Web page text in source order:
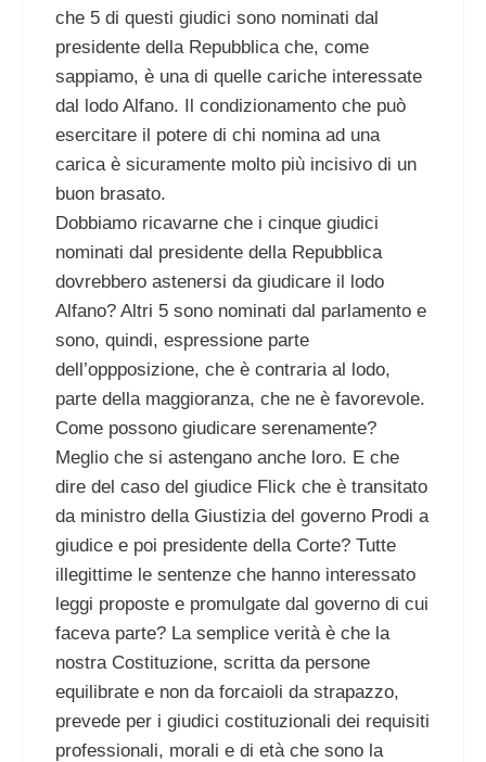
che 5 di questi giudici sono nominati dal
presidente della Repubblica che, come
sappiamo, è una di quelle cariche interessate
dal lodo Alfano. Il condizionamento che può
esercitare il potere di chi nomina ad una
carica è sicuramente molto più incisivo di un
buon brasato.
Dobbiamo ricavarne che i cinque giudici
nominati dal presidente della Repubblica
dovrebbero astenersi da giudicare il lodo
Alfano? Altri 5 sono nominati dal parlamento e
sono, quindi, espressione parte
dell’oppposizione, che è contraria al lodo,
parte della maggioranza, che ne è favorevole.
Come possono giudicare serenamente?
Meglio che si astengano anche loro. E che
dire del caso del giudice Flick che è transitato
da ministro della Giustizia del governo Prodi a
giudice e poi presidente della Corte? Tutte
illegittime le sentenze che hanno interessato
leggi proposte e promulgate dal governo di cui
faceva parte? La semplice verità è che la
nostra Costituzione, scritta da persone
equilibrate e non da forcaioli da strapazzo,
prevede per i giudici costituzionali dei requisiti
professionali, morali e di età che sono la